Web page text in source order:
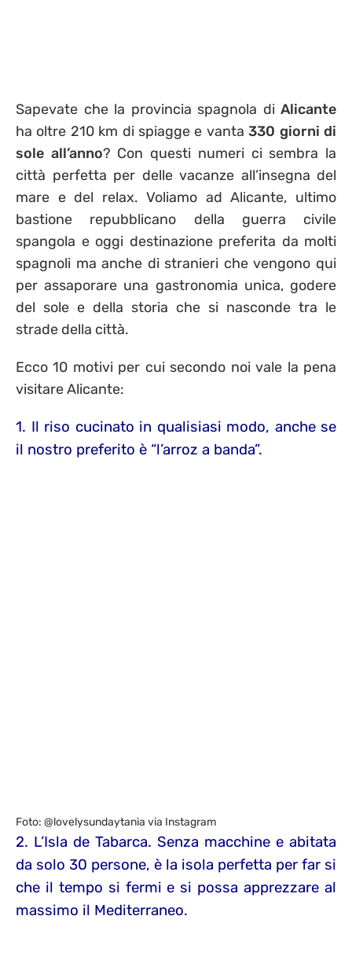
Sapevate che la provincia spagnola di Alicante
ha oltre 210 km di spiagge e vanta330 giorni di
sole all’anno? Con questi numeri ci sembra la
città perfetta per delle vacanze all’insegna del
mare e del relax. Voliamo ad Alicante, ultimo
bastione repubblicano della guerra civile
spangola e oggi destinazione preferita da molti
spagnoli ma anche di stranieri che vengono qui
per assaporare una gastronomia unica, godere
del sole e della storia che si nasconde tra le
strade della città.
Ecco 10 motivi per cui secondo noi vale la pena
visitare Alicante:
1. Il riso cucinato in qualisiasi modo, anche se
il nostro preferito è “l’arroz a banda”.
Foto: @lovelysundaytania via Instagram
2. L’Isla de Tabarca. Senza macchine e abitata
da solo 30 persone, è la isola perfetta per far si
che il tempo si fermi e si possa apprezzare al
massimo il Mediterraneo.